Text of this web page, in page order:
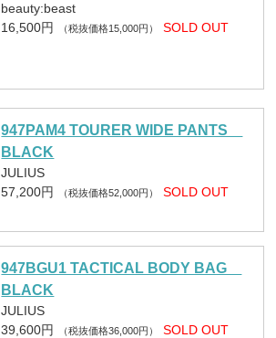
beauty:beast
16,500円
（税抜価格15,000円） SOLD OUT
947PAM4 TOURER WIDE PANTS
BLACK
JULIUS
57,200円
（税抜価格52,000円） SOLD OUT
947BGU1 TACTICAL BODY BAG
BLACK
JULIUS
39,600円
（税抜価格36,000円） SOLD OUT